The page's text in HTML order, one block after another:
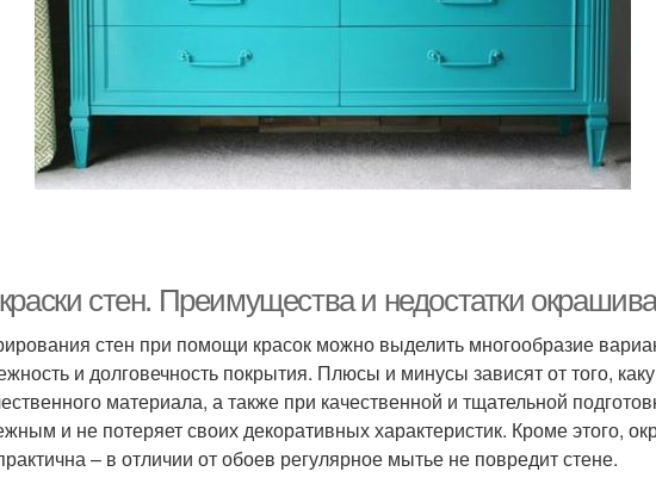
стен. Преимущества и недостатки
стен при помощи красок можно выделить многообразие
и долговечность покрытия. Плюсы и минусы зависят от того,
материала, а также при качественной и тщательной
и не потеряет своих декоративных характеристик. Кроме этого,
– в отличии от обоев регулярное мытье не повредит стене.